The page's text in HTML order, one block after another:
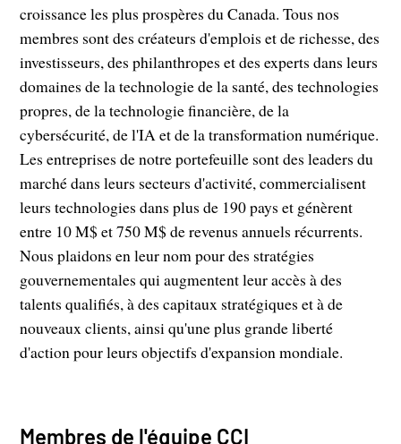
croissance les plus prospères du Canada. Tous nos
membres sont des créateurs d'emplois et de richesse, des
investisseurs, des philanthropes et des experts dans leurs
domaines de la technologie de la santé, des technologies
propres, de la technologie financière, de la
cybersécurité, de l'IA et de la transformation numérique.
Les entreprises de notre portefeuille sont des leaders du
marché dans leurs secteurs d'activité, commercialisent
leurs technologies dans plus de 190 pays et génèrent
entre 10 M$ et 750 M$ de revenus annuels récurrents.
Nous plaidons en leur nom pour des stratégies
gouvernementales qui augmentent leur accès à des
talents qualifiés, à des capitaux stratégiques et à de
nouveaux clients, ainsi qu'une plus grande liberté
d'action pour leurs objectifs d'expansion mondiale.
Membres de l'équipe CCI